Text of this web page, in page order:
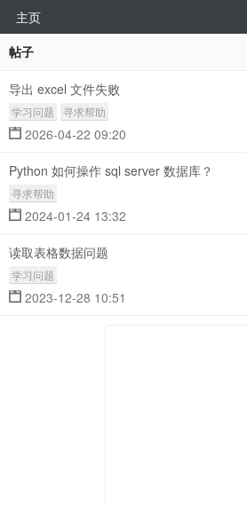
主页
帖子
导出 excel 文件失败
学习问题 寻求帮助
2026-04-22 09:20
Python 如何操作 sql server 数据库？
寻求帮助
2024-01-24 13:32
读取表格数据问题
学习问题
2023-12-28 10:51